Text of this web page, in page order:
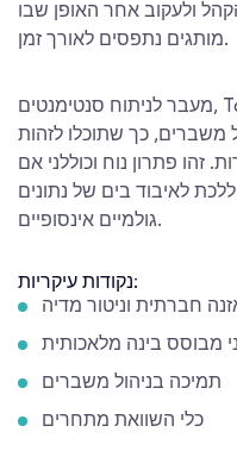
ולעקוב אחר האופן שבו
מותגים נתפסים לאורך זמן.
מעבר לניתוח סנטימנטים, Talkwalker מציעה גם השוואת
משברים, כך שתוכלו לזהות
זהו פתרון נוח וכוללני אם
לאיבוד בים של נתונים
גולמיים אינסופיים.
נקודות עיקריות:
חברתית וניטור מדיה
מבוסס בינה מלאכותית
תמיכה בניהול משברים
כלי השוואת מתחרים